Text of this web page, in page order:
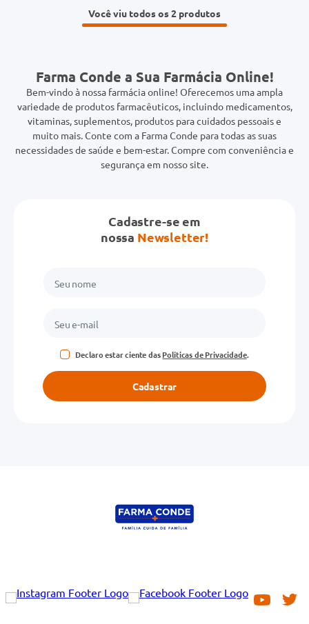
Você viu todos os 2
Farma Conde a Sua Farmácia Online!
Bem-vindo à nossa farmácia online! Oferecemos uma ampla
variedade de produtos farmacêuticos, incluindo medicamentos,
vitaminas, suplementos, produtos para cuidados pessoais e
muito mais. Conte com a Farma Conde para todas as suas
necessidades de saúde e bem-estar. Compre com conveniência e
segurança em nosso site.
Cadastre-se em
nossa Newsletter!
Declaro estar ciente dasPolíticas de Privacidade.
Cadastrar